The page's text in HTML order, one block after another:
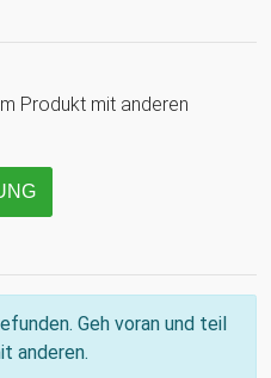
Produkt mit anderen
Geh voran und teil
anderen.